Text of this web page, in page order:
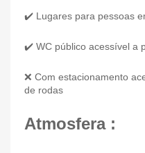
✔️ Lugares para pessoas
✔️ WC público acessível a
❌ Com estacionamento
de rodas
Atmosfera :